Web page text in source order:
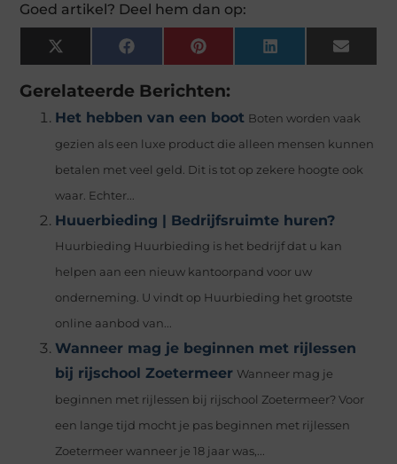
Goed artikel? Deel hem dan op:
X
(Twitter)
FacebookPinterest LinkedIn Email
Gerelateerde Berichten:
Het hebben van een boot Boten worden vaak
gezien als een luxe product die alleen mensen kunnen
betalen met veel geld. Dit is tot op zekere hoogte ook
waar. Echter...
Huuerbieding | Bedrijfsruimte huren?
Huurbieding Huurbieding is het bedrijf dat u kan
helpen aan een nieuw kantoorpand voor uw
onderneming. U vindt op Huurbieding het grootste
online aanbod van...
Wanneer mag je beginnen met rijlessen
bij rijschool Zoetermeer Wanneer mag je
beginnen met rijlessen bij rijschool Zoetermeer? Voor
een lange tijd mocht je pas beginnen met rijlessen
Zoetermeer wanneer je 18 jaar was,...